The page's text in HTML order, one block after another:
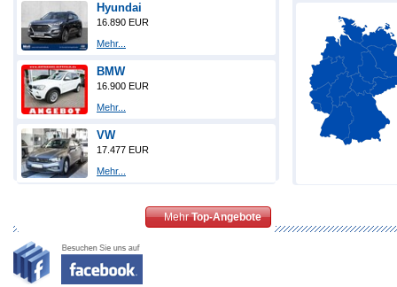
Hyundai
16.890 EUR
Mehr...
BMW
16.900 EUR
Mehr...
VW
17.477 EUR
Mehr...
MehrTop-Angebote